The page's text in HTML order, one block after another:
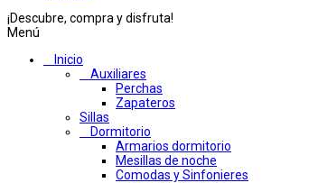
¡Descubre, compra y disfruta!
Menú
Inicio
Auxiliares
Perchas
Zapateros
Sillas
Dormitorio
Armarios dormitorio
Mesillas de noche
Comodas y Sinfonieres